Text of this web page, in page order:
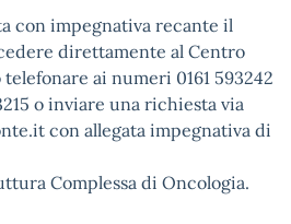
con impegnativa recante il
direttamente al Centro
ai numeri 0161 593242
o inviare una richiesta via
con allegata impegnativa di
Complessa di Oncologia.